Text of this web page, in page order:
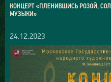
КОНЦЕРТ «ПЛЕНИВШИСЬ РОЗОЙ,
МУЗЫКИ»
24.12.2023